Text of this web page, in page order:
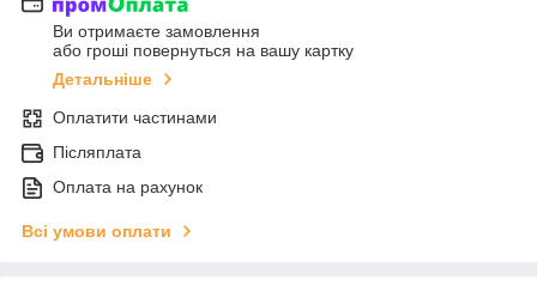
Ви отримаєте замовлення
або гроші повернуться на вашу картку
Детальніше
Оплатити частинами
Післяплата
Оплата на рахунок
Всі умови оплати